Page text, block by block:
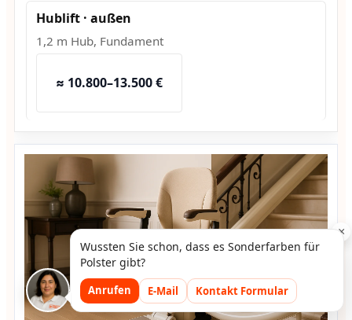
Hublift · außen
1,2 m Hub, Fundament
≈ 10.800–13.500 €
×
Wussten Sie schon, dass es Sonderfarben für
Polster gibt?
Anrufen E-Mail Kontakt Formular